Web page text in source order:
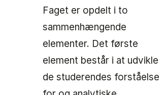
Faget er opdelt i to
sammenhængende
elementer. Det første
element består i at udvikle
de studerendes forståelse